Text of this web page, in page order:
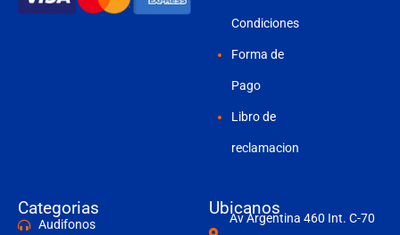
Condiciones
Forma de
Pago
Libro de
reclamacion
Categorias
Audifonos
Ubicanos
Av Argentina 460 Int. C-70